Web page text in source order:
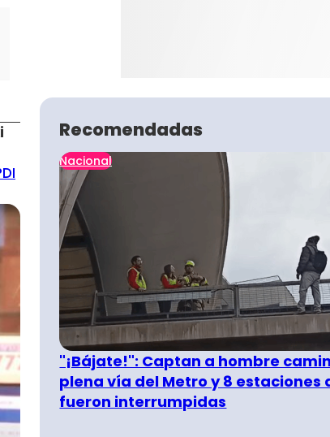
Recomendadas
Nacional
"¡Bájate!": Captan a hombre
plena vía del Metro y 8 estaciones
fueron interrumpidas